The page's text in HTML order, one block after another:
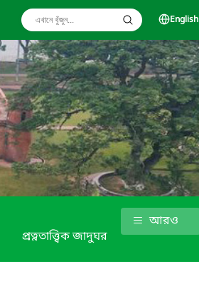
English
প্রত্নতাত্ত্বিক জাদুঘর
আরও